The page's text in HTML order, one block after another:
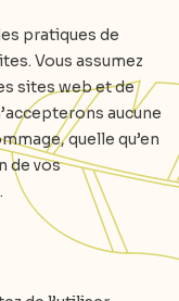
pratiques de
Vous assumez
sites web et de
aucune
quelle qu’en
de vos